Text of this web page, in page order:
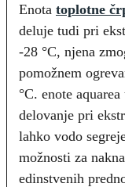
Enota toplotne
deluje tudi pri
-28 °C, njena
pomožnem
°C. enote
delovanje pri
lahko vodo
možnosti za
edinstvenih